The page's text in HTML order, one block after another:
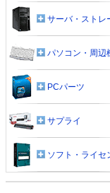
サーバ・ストレ
パソコン・周辺
PCパーツ
サプライ
ソフト・ライセ